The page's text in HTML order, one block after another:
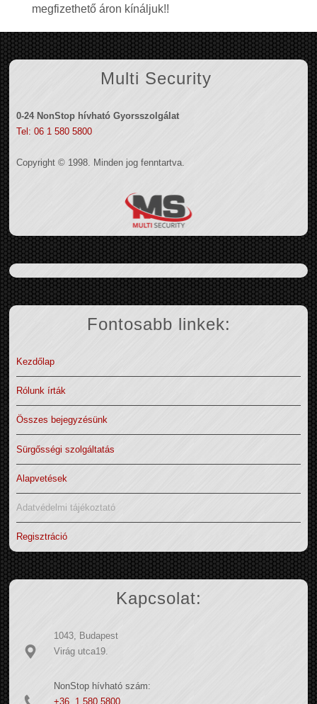
megfizethető áron kínáljuk!!
Multi Security
0-24 NonStop hívható Gyorsszolgálat
Tel: 06 1 580 5800
Copyright © 1998. Minden jog fenntartva.
Fontosabb linkek:
Kezdőlap
Rólunk írták
Összes bejegyzésünk
Sürgősségi szolgáltatás
Alapvetések
Adatvédelmi tájékoztató
Regisztráció
Kapcsolat:
1043, Budapest
Virág utca19.
NonStop hívható szám:
+36 1 580 5800